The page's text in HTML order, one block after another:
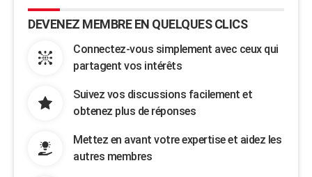
DEVENEZ MEMBRE EN QUELQUES CLICS
Connectez-vous simplement avec ceux qui
partagent vos intérêts
Suivez vos discussions facilement et
obtenez plus de réponses
Mettez en avant votre expertise et aidez les
autres membres